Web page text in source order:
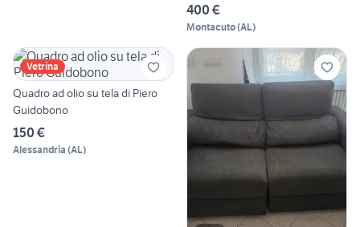
400 €
Montacuto(AL)
Vetrina
Quadro ad olio su tela di Piero
Guidobono
150 €
Alessandria (AL)